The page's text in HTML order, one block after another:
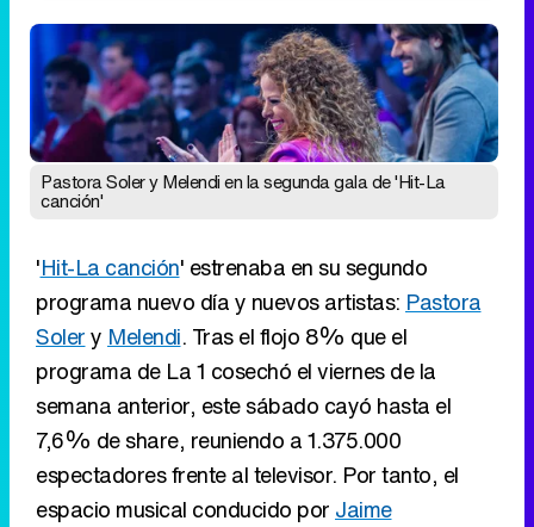
Pastora Soler y Melendi en la segunda gala de 'Hit-La
canción'
'Hit-La canción' estrenaba en su segundo
programa nuevo día y nuevos artistas: Pastora
Solery Melendi. Tras el flojo 8% que el
programa de La 1 cosechó el viernes de la
semana anterior, este sábado cayó hasta el
7,6% de share, reuniendo a 1.375.000
espectadores frente al televisor. Por tanto, el
espacio musical conducido por Jaime